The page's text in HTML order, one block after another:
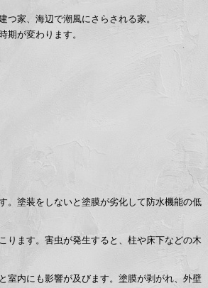
家、海辺で潮風にさらされる家。
期が変わります。
。塗装をしないと塗膜が劣化して防水機能の低
ります。害虫が発生すると、柱や床下などの木
室内にも影響が及びます。塗膜が剥がれ、外壁